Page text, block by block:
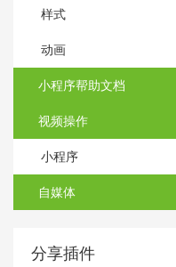
样式
动画
小程序帮助文档
视频操作
小程序
自媒体
分享插件